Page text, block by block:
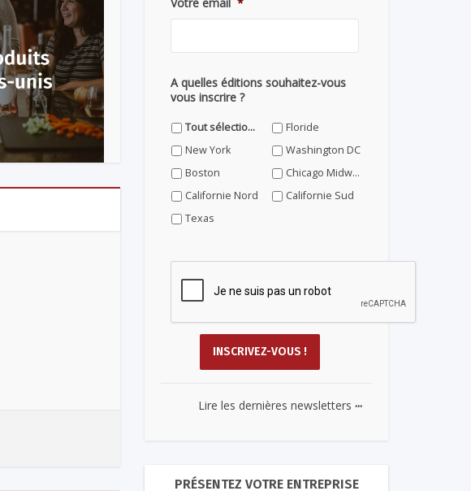
A quelles éditions souhaitez-vous
vous inscrire ?
Tout sélectionner
Floride
New York
Washington DC
Boston
Chicago Midwest
Californie Nord
Californie Sud
Texas
Lire les dernières newsletters ...
PRÉSENTEZ VOTRE ENTREPRISE